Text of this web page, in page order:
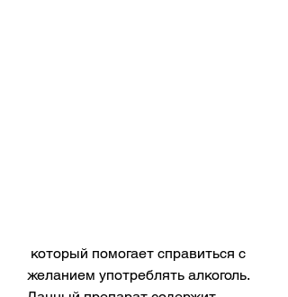
желанием употреблять алкоголь.